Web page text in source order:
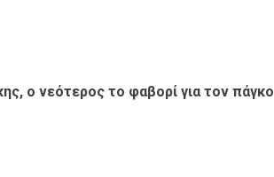
ο νεότερος το φαβορί για τον πάγκο